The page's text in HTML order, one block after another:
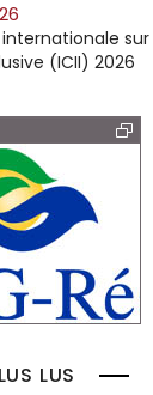
sur
(ICII) 2026
LUS